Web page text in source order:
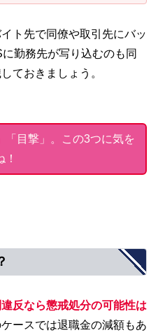
イト先で同僚や取引先にバッ
勤務先が写り込むのも同
ておきましょう。
「目撃」。この3つに気を
反なら懲戒処分の可能性は
ースでは退職金の減額もあ